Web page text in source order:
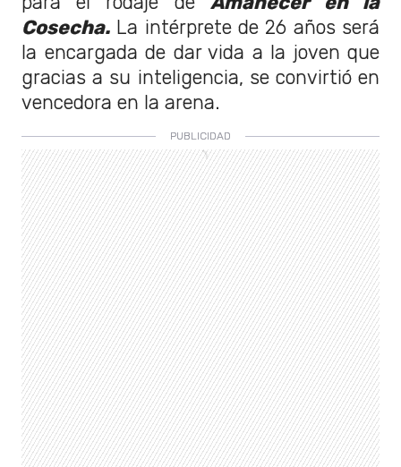
Cosecha. La intérprete de 26 años será
la encargada de dar vida a la joven que
gracias a su inteligencia, se convirtió en
vencedora en la arena.